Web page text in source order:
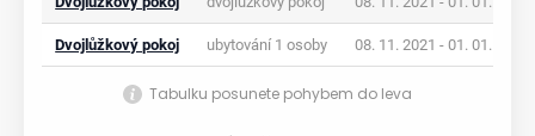
Dvojlůžkový pokoj ubytování 1 osoby 08. 11. 2021 - 01. 01. 2023
Tabulku posunete pohybem do leva